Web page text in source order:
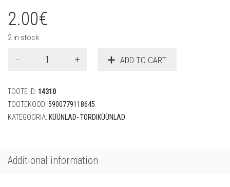
2.00€
2 in stock
numbriküünal
cm
quantity
ADD TO CART
TOOTE ID: 14310
TOOTEKOOD: 5900779118645
KATEGOORIA: KÜÜNLAD- TORDIKÜÜNLAD
Additional information